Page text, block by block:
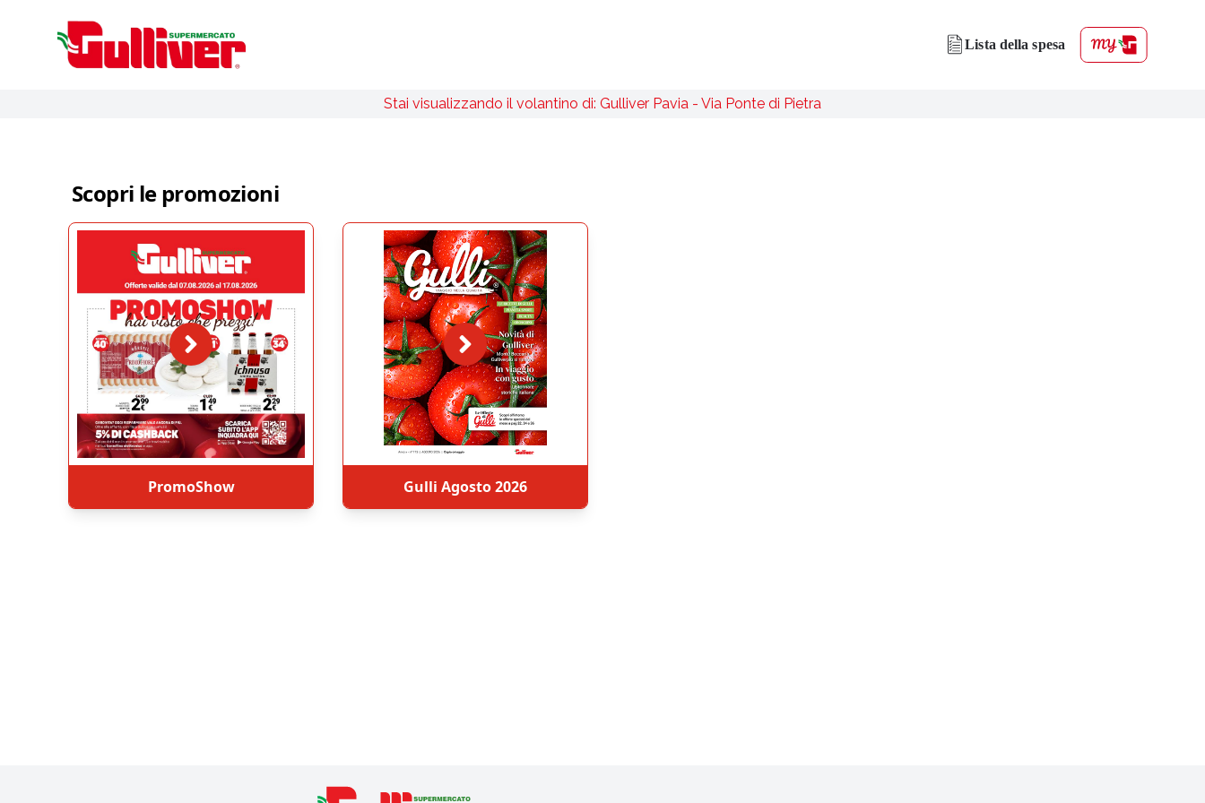
Lista della spesa
Stai visualizzando il volantino di: Gulliver Pavia - Via Ponte di Pietra
Scopri le promozioni
PromoShow Gulli Agosto 2026